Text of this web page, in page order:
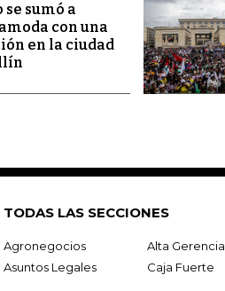
se sumó a
con una
en la ciudad
TODAS LAS SECCIONES
Agronegocios Alta Gerencia
Asuntos Legales
Caja Fuerte